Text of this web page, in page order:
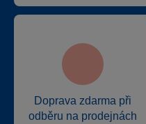
Doprava zdarma při
odběru na prodejnách